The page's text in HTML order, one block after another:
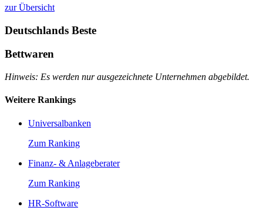
zur Übersicht
Deutschlands Beste
Bettwaren
Hinweis: Es werden nur ausgezeichnete Unternehmen abgebildet.
Weitere Rankings
Universalbanken
Zum Ranking
Finanz- & Anlageberater
Zum Ranking
HR-Software